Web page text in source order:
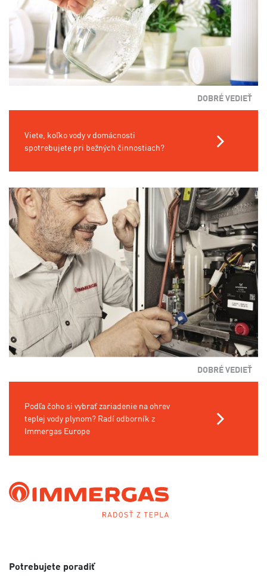
DOBRÉ VEDIEŤ
Viete, koľko vody v domácnosti
spotrebujete pri bežných činnostiach?
DOBRÉ VEDIEŤ
Podľa čoho si vybrať zariadenie na ohrev
teplej vody plynom? Radí odborník z
Immergas Europe
Potrebujete poradiť